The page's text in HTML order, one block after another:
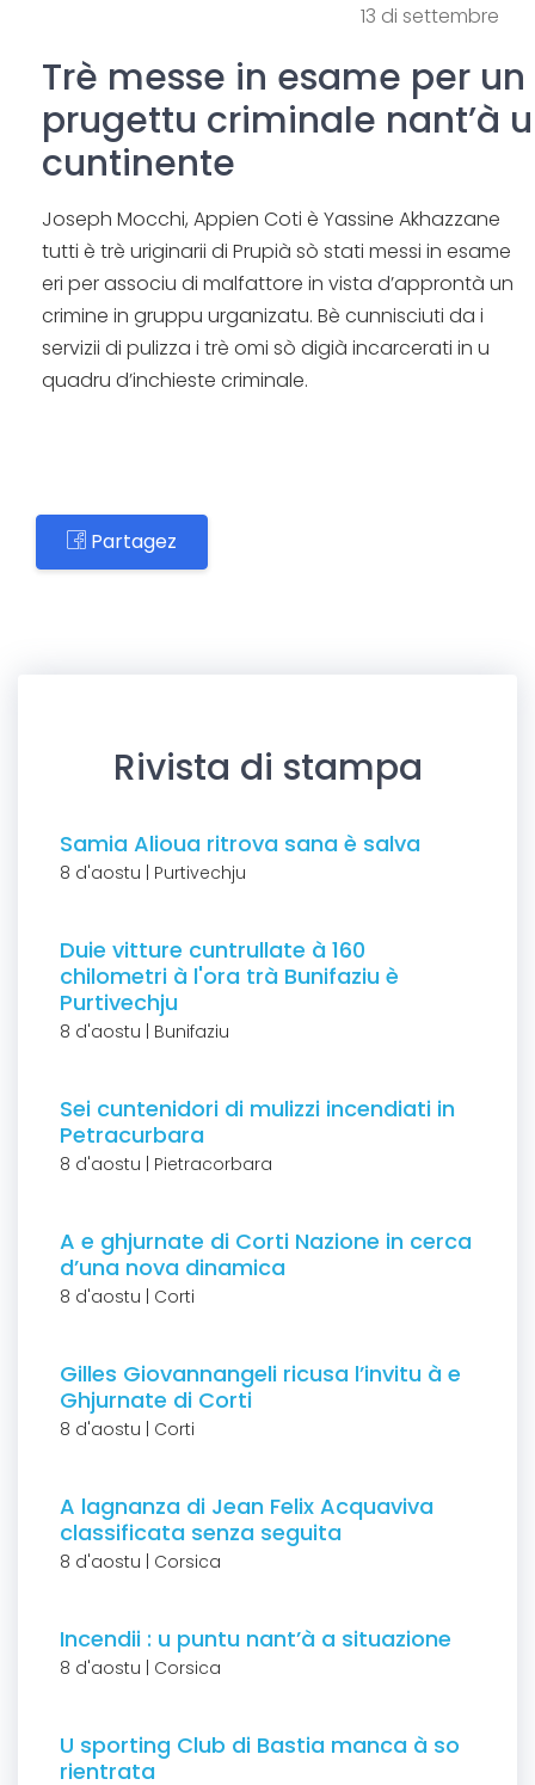
13 di settembre
Trè messe in esame per un
prugettu criminale nant’à u
cuntinente
Joseph Mocchi, Appien Coti è Yassine Akhazzane
tutti è trè uriginarii di Prupià sò stati messi in esame
eri per associu di malfattore in vista d’approntà un
crimine in gruppu urganizatu. Bè cunnisciuti da i
servizii di pulizza i trè omi sò digià incarcerati in u
quadru d’inchieste criminale.
Partagez
Rivista di stampa
Samia Alioua ritrova sana è salva
8 d'aostu | Purtivechju
Duie vitture cuntrullate à 160
chilometri à l'ora trà Bunifaziu è
Purtivechju
8 d'aostu | Bunifaziu
Sei cuntenidori di mulizzi incendiati in
Petracurbara
8 d'aostu | Pietracorbara
A e ghjurnate di Corti Nazione in cerca
d’una nova dinamica
8 d'aostu | Corti
Gilles Giovannangeli ricusa l’invitu à e
Ghjurnate di Corti
8 d'aostu | Corti
A lagnanza di Jean Felix Acquaviva
classificata senza seguita
8 d'aostu | Corsica
Incendii : u puntu nant’à a situazione
8 d'aostu | Corsica
U sporting Club di Bastia manca à so
rientrata